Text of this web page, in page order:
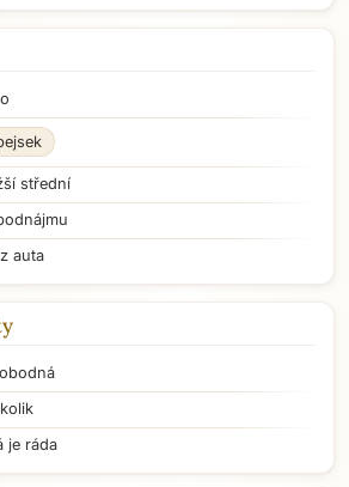
střední
auta
je ráda